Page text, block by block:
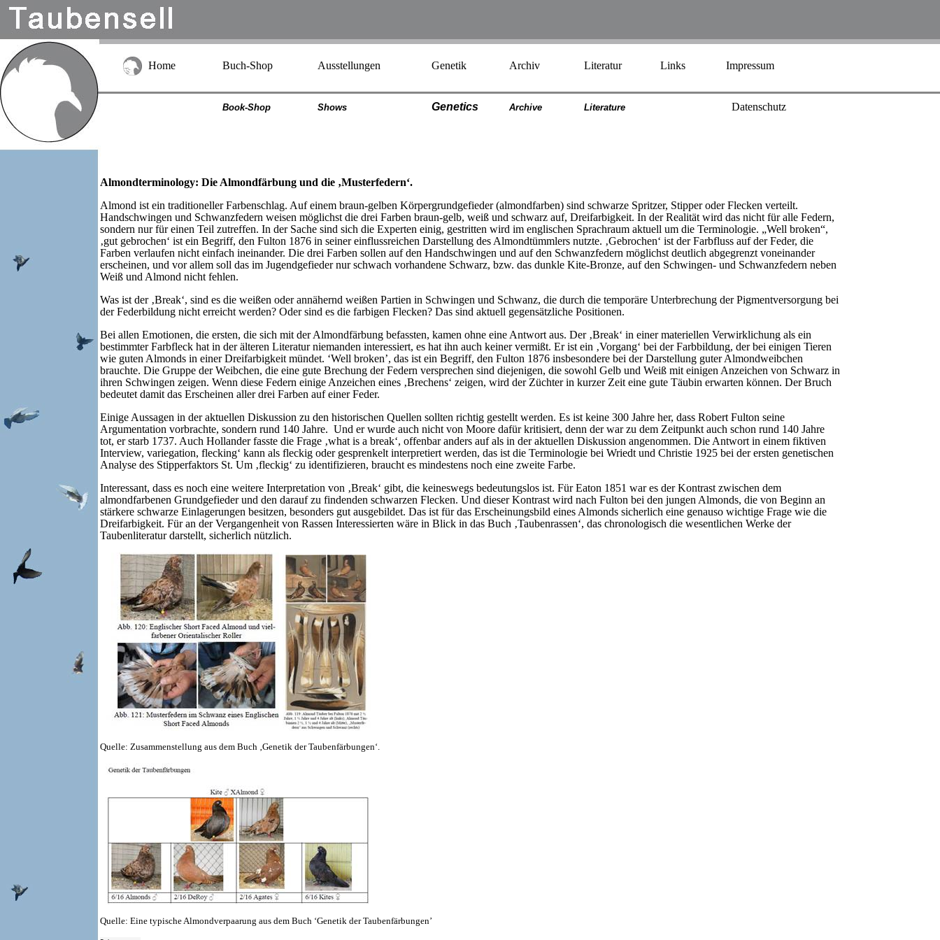
Home Buch-Shop Ausstellungen Genetik Archiv Literatur Links Impressum
Book-Shop Shows Genetics Archive Literature Datenschutz
Almondterminology: Die Almondfärbung und die ‚Musterfedern‘.
Almond ist ein traditioneller Farbenschlag. Auf einem braun-gelben Körpergrundgefieder (almondfarben) sind schwarze Spritzer, Stipper oder Flecken verteilt.
Handschwingen und Schwanzfedern weisen möglichst die drei Farben braun-gelb, weiß und schwarz auf, Dreifarbigkeit. In der Realität wird das nicht für alle Federn,
sondern nur für einen Teil zutreffen. In der Sache sind sich die Experten einig, gestritten wird im englischen Sprachraum aktuell um die Terminologie. „Well broken“,
‚gut gebrochen‘ ist ein Begriff, den Fulton 1876 in seiner einflussreichen Darstellung des Almondtümmlers nutzte. ‚Gebrochen‘ ist der Farbfluss auf der Feder, die
Farben verlaufen nicht einfach ineinander. Die drei Farben sollen auf den Handschwingen und auf den Schwanzfedern möglichst deutlich abgegrenzt voneinander
erscheinen, und vor allem soll das im Jugendgefieder nur schwach vorhandene Schwarz, bzw. das dunkle Kite-Bronze, auf den Schwingen- und Schwanzfedern neben
Weiß und Almond nicht fehlen.
Was ist der ‚Break‘, sind es die weißen oder annähernd weißen Partien in Schwingen und Schwanz, die durch die temporäre Unterbrechung der Pigmentversorgung bei
der Federbildung nicht erreicht werden? Oder sind es die farbigen Flecken? Das sind aktuell gegensätzliche Positionen.
Bei allen Emotionen, die ersten, die sich mit der Almondfärbung befassten, kamen ohne eine Antwort aus. Der ‚Break‘ in einer materiellen Verwirklichung als ein
bestimmter Farbfleck hat in der älteren Literatur niemanden interessiert, es hat ihn auch keiner vermißt. Er ist ein ‚Vorgang‘ bei der Farbbildung, der bei einigen Tieren
wie guten Almonds in einer Dreifarbigkeit mündet. ‘Well broken’, das ist ein Begriff, den Fulton 1876 insbesondere bei der Darstellung guter Almondweibchen
brauchte. Die Gruppe der Weibchen, die eine gute Brechung der Federn versprechen sind diejenigen, die sowohl Gelb und Weiß mit einigen Anzeichen von Schwarz in
ihren Schwingen zeigen. Wenn diese Federn einige Anzeichen eines ‚Brechens‘ zeigen, wird der Züchter in kurzer Zeit eine gute Täubin erwarten können. Der Bruch
bedeutet damit das Erscheinen aller drei Farben auf einer Feder.
Einige Aussagen in der aktuellen Diskussion zu den historischen Quellen sollten richtig gestellt werden. Es ist keine 300 Jahre her, dass Robert Fulton seine
Argumentation vorbrachte, sondern rund 140 Jahre. Und er wurde auch nicht von Moore dafür kritisiert, denn der war zu dem Zeitpunkt auch schon rund 140 Jahre
tot, er starb 1737. Auch Hollander fasste die Frage ‚what is a break‘, offenbar anders auf als in der aktuellen Diskussion angenommen. Die Antwort in einem fiktiven
Interview, variegation, flecking‘ kann als fleckig oder gesprenkelt interpretiert werden, das ist die Terminologie bei Wriedt und Christie 1925 bei der ersten genetischen
Analyse des Stipperfaktors St. Um ‚fleckig‘ zu identifizieren, braucht es mindestens noch eine zweite Farbe.
Interessant, dass es noch eine weitere Interpretation von ‚Break‘ gibt, die keineswegs bedeutungslos ist. Für Eaton 1851 war es der Kontrast zwischen dem
almondfarbenen Grundgefieder und den darauf zu findenden schwarzen Flecken. Und dieser Kontrast wird nach Fulton bei den jungen Almonds, die von Beginn an
stärkere schwarze Einlagerungen besitzen, besonders gut ausgebildet. Das ist für das Erscheinungsbild eines Almonds sicherlich eine genauso wichtige Frage wie die
Dreifarbigkeit. Für an der Vergangenheit von Rassen Interessierten wäre in Blick in das Buch ‚Taubenrassen‘, das chronologisch die wesentlichen Werke der
Taubenliteratur darstellt, sicherlich nützlich.
Quelle: Zusammenstellung aus dem Buch ‚Genetik der Taubenfärbungen‘.
Quelle: Eine typische Almondverpaarung aus dem Buch ‘Genetik der Taubenfärbungen’